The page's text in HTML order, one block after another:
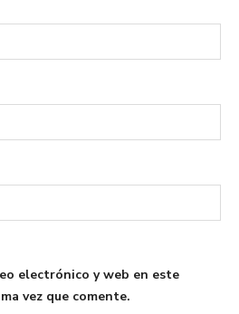
electrónico y web en este
vez que comente.